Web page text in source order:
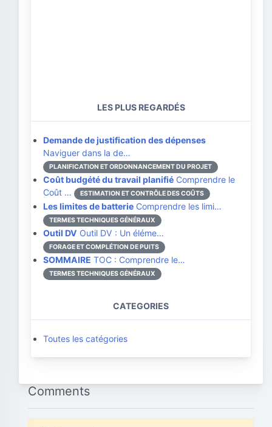
LES PLUS REGARDÉS
Demande de justification des dépenses
Naviguer dans la de…
PLANIFICATION ET ORDONNANCEMENT DU PROJET
Coût budgété du travail planifié Comprendre le
Coût …
ESTIMATION ET CONTRÔLE DES COÛTS
Les limites de batterie Comprendre les limi…
TERMES TECHNIQUES GÉNÉRAUX
Outil DV Outil DV : Un éléme…
FORAGE ET COMPLÉTION DE PUITS
SOMMAIRE TOC : Comprendre le…
TERMES TECHNIQUES GÉNÉRAUX
CATEGORIES
Toutes les catégories
Comments